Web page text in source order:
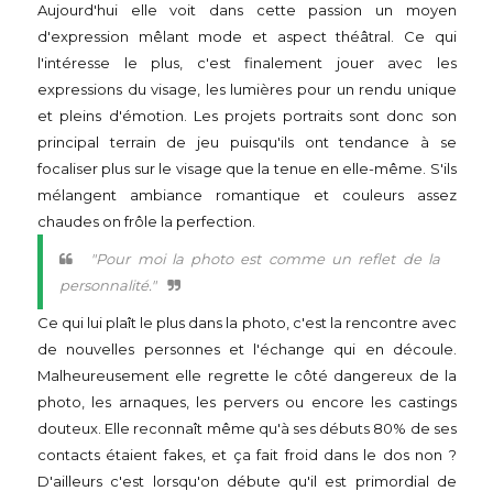
Aujourd'hui elle voit dans cette passion un moyen
d'expression mêlant mode et aspect théâtral. Ce qui
l'intéresse le plus, c'est finalement jouer avec les
expressions du visage, les lumières pour un rendu unique
et pleins d'émotion. Les projets portraits sont donc son
principal terrain de jeu puisqu'ils ont tendance à se
focaliser plus sur le visage que la tenue en elle-même. S'ils
mélangent ambiance romantique et couleurs assez
chaudes on frôle la perfection.
"Pour moi la photo est comme un reflet de la
personnalité."
Ce qui lui plaît le plus dans la photo, c'est la rencontre avec
de nouvelles personnes et l'échange qui en découle.
Malheureusement elle regrette le côté dangereux de la
photo, les arnaques, les pervers ou encore les castings
douteux. Elle reconnaît même qu'à ses débuts 80% de ses
contacts étaient fakes, et ça fait froid dans le dos non ?
D'ailleurs c'est lorsqu'on débute qu'il est primordial de